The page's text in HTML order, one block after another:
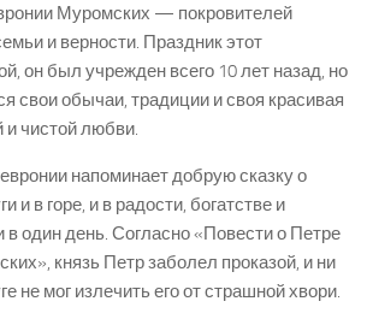
Муромских — покровителей
и верности. Праздник этот
он был учрежден всего 10 лет назад, но
свои обычаи, традиции и своя красивая
и чистой любви.
напоминает добрую сказку о
и в горе, и в радости, богатстве и
в один день. Согласно «Повести о Петре
князь Петр заболел проказой, и ни
не мог излечить его от страшной хвори.